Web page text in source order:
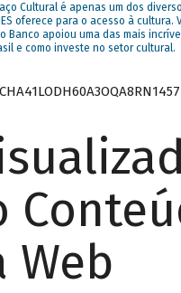
Cultural é apenas um dos
oferece para o acesso à cultura.
Banco apoiou uma das mais
e como investe no setor cultural.
Web